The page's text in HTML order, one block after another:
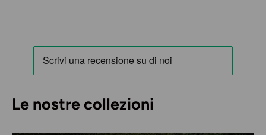
Le nostre collezioni